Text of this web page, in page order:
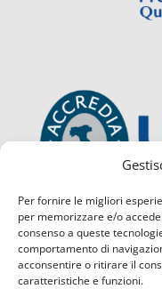
Per fornire le migliori
per memorizzare e/o
consenso a queste
comportamento di
acconsentire o ritirare il
caratteristiche e funzioni.